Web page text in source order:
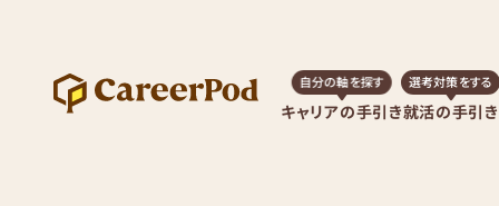
キャリアの手引き
自分の軸を探す
就活の手引き
選考対策をする